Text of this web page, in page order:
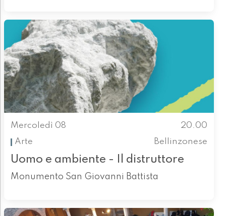
Mercoledì 08
20.00
Arte
Bellinzonese
Uomo e ambiente - Il distruttore
Monumento San Giovanni Battista